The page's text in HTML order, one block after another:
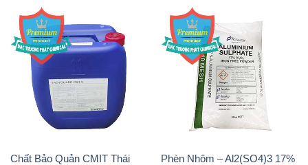
Chất Bảo Quản CMIT Thái Phèn Nhôm – Al2(SO4)3 17%